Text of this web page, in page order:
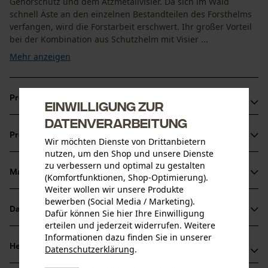
schnell Äste an den einzelnen Bestandteilen des Forsthelms
verfangen, wird die Forstarbeit erschwert. Ihr großer Vorteil
bei der Kombination aus Schutzhelm mit Visier ...
Mehr anzeigen
Produktvorteile
Kopfschutz Kombination mit sehr großem Sichtfeld
Durch die Zweifarbigkeit des Forsthelms sind Sie noch
besser sichtbar
PROTOS® Helm mit tiefgreifender Nackenschale schützt
den Hinterkopf vor Schlägen und bei Stürzen
Produktinformationen
Produktdetails
Aktivitätstyp
Schützen, Aufenthalt in lauter Umgebung
Altersgruppe
Material & Pflege
Material
Details Polsterung
Stirn-Polster, Schaumstoffpolster, Nacken-Polster
Datenblätter
Baumusterprüfung (PDF)
Herstellerinformationen
Einwilligung zur
Datenverarbeitung
Wir möchten Dienste von Drittanbietern
nutzen, um den Shop und unsere Dienste
zu verbessern und optimal zu gestalten
(Komfortfunktionen, Shop-Optimierung).
Weiter wollen wir unsere Produkte
bewerben (Social Media / Marketing).
Dafür können Sie hier Ihre Einwilligung
erteilen und jederzeit widerrufen. Weitere
Informationen dazu finden Sie in unserer
Datenschutzerklärung.